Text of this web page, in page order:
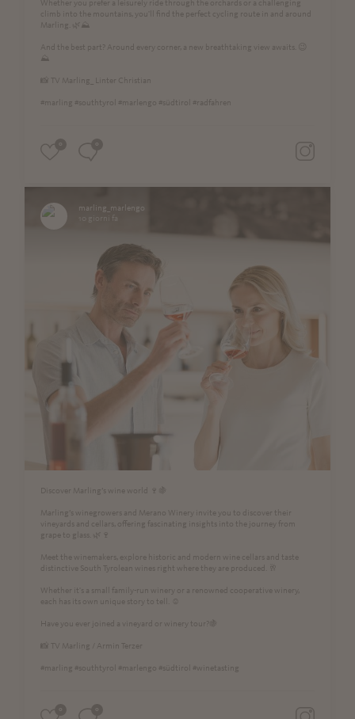
Whether you prefer a leisurely ride through the orchards or a challenging
climb into the mountains, you'll find the perfect cycling route in and around
Marling. 🌿⛰️
And the best part? Around every corner, a new breathtaking view awaits. 😉
⛰
📸 TV Marling_ Linter Christian
#marling #southtyrol #marlengo #südtirol #radfahren
marling_marlengo
10 giorni fa
Discover Marling’s wine world 🍷🍇
Marling’s winegrowers and Merano Winery invite you to discover their
vineyards and cellars, offering fascinating insights into the journey from
grape to glass. 🌿🍷
Meet the winemakers, explore historic and modern wine cellars and taste
distinctive South Tyrolean wines right where they are produced. 🥂
Whether it's a small family-run winery or a renowned cooperative winery,
each has its own unique story to tell. ☺️
Have you ever joined a vineyard or winery tour?🍇
📸 TV Marling / Armin Terzer
#marling #southtyrol #marlengo #südtirol #winetasting